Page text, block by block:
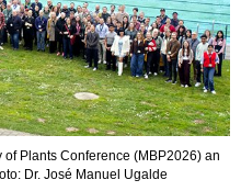
Plants Conference (MBP2026) an
Dr. José Manuel Ugalde